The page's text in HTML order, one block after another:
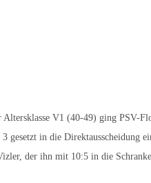
V1 (40-49) ging PSV-
in die
der ihn mit 10:5 in die